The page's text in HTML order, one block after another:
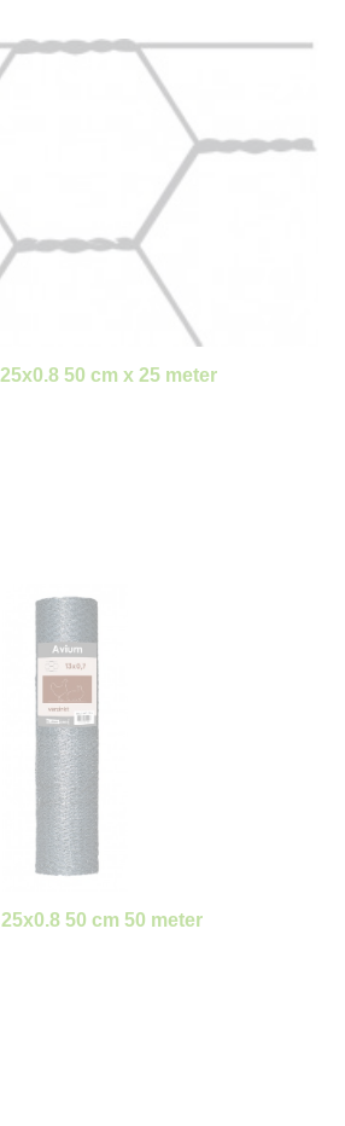
50 cm x 25 meter
50 cm 50 meter